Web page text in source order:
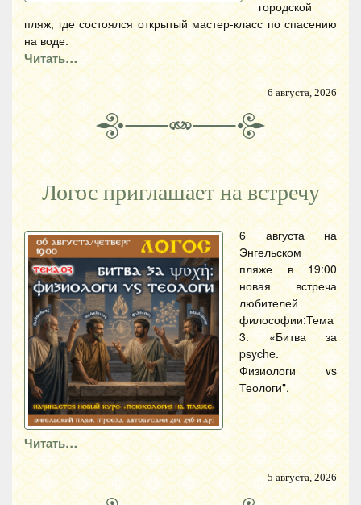
городской
пляж, где состоялся открытый мастер-класс по спасению
на воде.
Читать…
6 августа, 2026
Логос приглашает на встречу
6 августа на
Энгельском
пляже в 19:00
новая встреча
любителей
философии:Тема
3. «Битва за
psyche.
Физиологи vs
Теологи".
Читать…
5 августа, 2026